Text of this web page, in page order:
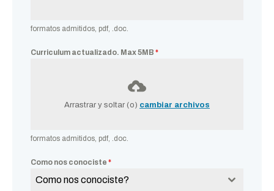
formatos admitidos, pdf, .doc.
Curriculum actualizado. Max 5MB *
Arrastrar y soltar (o) cambiar archivos
formatos admitidos, pdf, .doc.
Como nos conociste *
Como nos conociste?